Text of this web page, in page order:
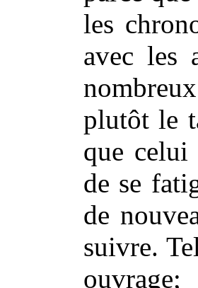
les
avec les
plutôt le
que
de se
de
suivre.